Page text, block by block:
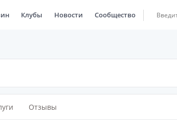
Клубы Новости Сообщество
Отзывы